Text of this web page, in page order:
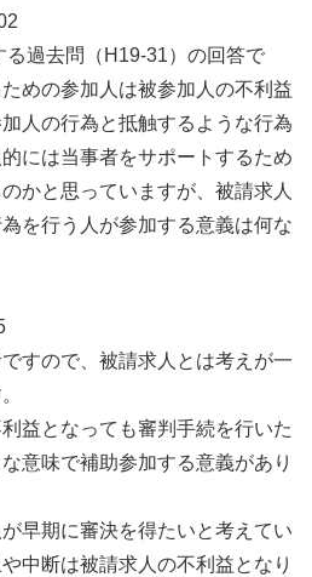
過去問（H19-31）の回答で
めの参加人は被参加人の不利益
人の行為と抵触するような行為
には当事者をサポートするため
かと思っていますが、被請求人
を行う人が参加する意義は何な
すので、被請求人とは考えが一
益となっても審判手続を行いた
意味で補助参加する意義があり
早期に審決を得たいと考えてい
中断は被請求人の不利益となり